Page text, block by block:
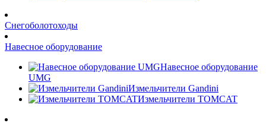
Снегоболотоходы
Навесное оборудование
Навесное оборудование
UMG
Измельчители Gandini
Измельчители TOMCAT